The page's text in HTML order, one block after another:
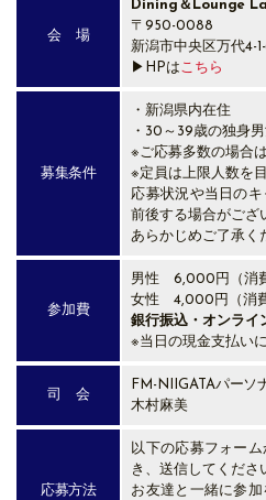
会 場
Dining＆Lounge
〒950-0088
新潟市中央区万代4-
▶HPはこちら
募集条件
・新潟県内在住
・30～39歳の独身
※ご応募多数の場合
※定員は上限人数を
応募状況や当日の
前後する場合がござ
あらかじめご了承く
参加費
男性 6,000円（消費
女性 4,000円（消費
銀行振込・オンライ
※当日の現金支払い
司 会
FM-NIIGATAパーソ
木村麻美
応募方法
以下の応募フォー
き、送信してくださ
お友達と一緒に参